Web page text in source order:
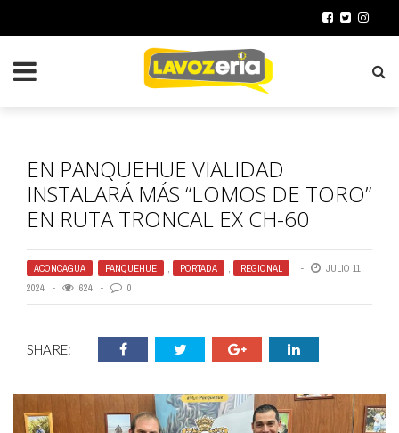
EN PANQUEHUE VIALIDAD
INSTALARÁ MÁS “LOMOS DE TORO”
EN RUTA TRONCAL EX CH-60
ACONCAGUA , PANQUEHUE , PORTADA , REGIONAL
JULIO 11,
2024
624 0
SHARE: